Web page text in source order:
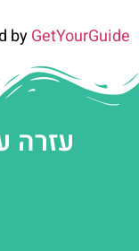
byGetYourGuide
עזרה